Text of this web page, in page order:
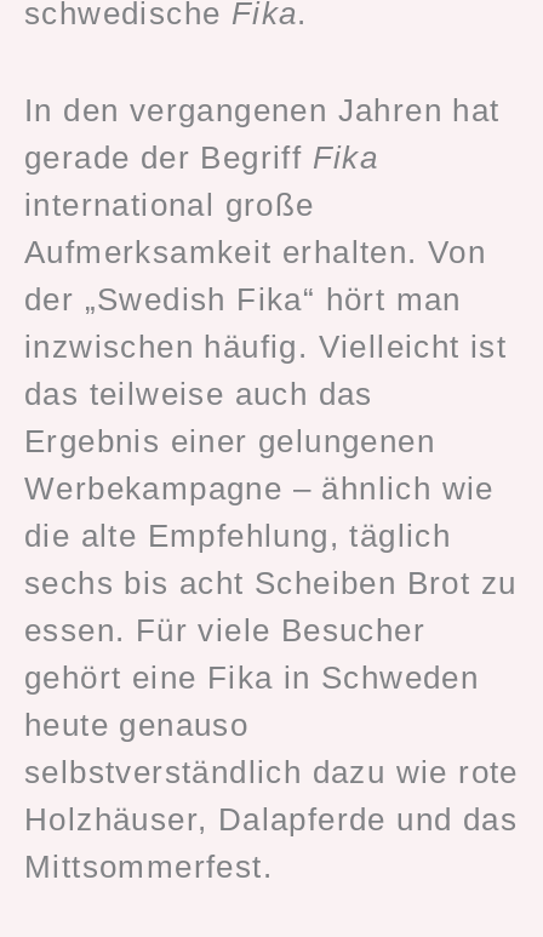
schwedische Fika.
In den vergangenen Jahren hat
gerade der Begriff Fika
international große
Aufmerksamkeit erhalten. Von
der „Swedish Fika“ hört man
inzwischen häufig. Vielleicht ist
das teilweise auch das
Ergebnis einer gelungenen
Werbekampagne – ähnlich wie
die alte Empfehlung, täglich
sechs bis acht Scheiben Brot zu
essen. Für viele Besucher
gehört eine Fika in Schweden
heute genauso
selbstverständlich dazu wie rote
Holzhäuser, Dalapferde und das
Mittsommerfest.